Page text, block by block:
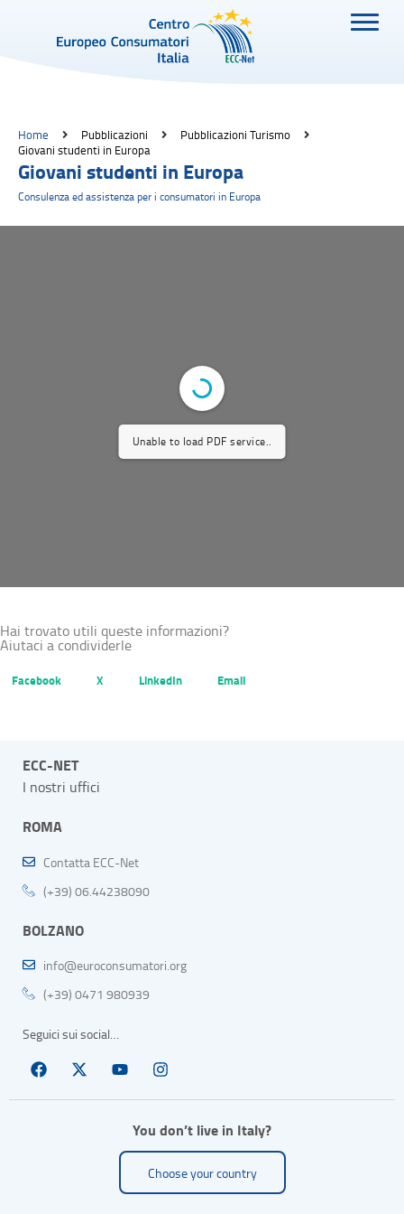
Home Pubblicazioni
Pubblicazioni Turismo
Giovani studenti in Europa
Giovani studenti in Europa
Consulenza ed assistenza per i consumatori in Europa
Unable to load PDF service..
Hai trovato utili queste informazioni?
Aiutaci a condividerle
Facebook X LinkedIn Email
ECC-NET
I nostri uffici
ROMA
Contatta ECC-Net
(+39) 06.44238090
BOLZANO
info@euroconsumatori.org
(+39) 0471 980939
Seguici sui social…
You don’t live in Italy?
Choose your country